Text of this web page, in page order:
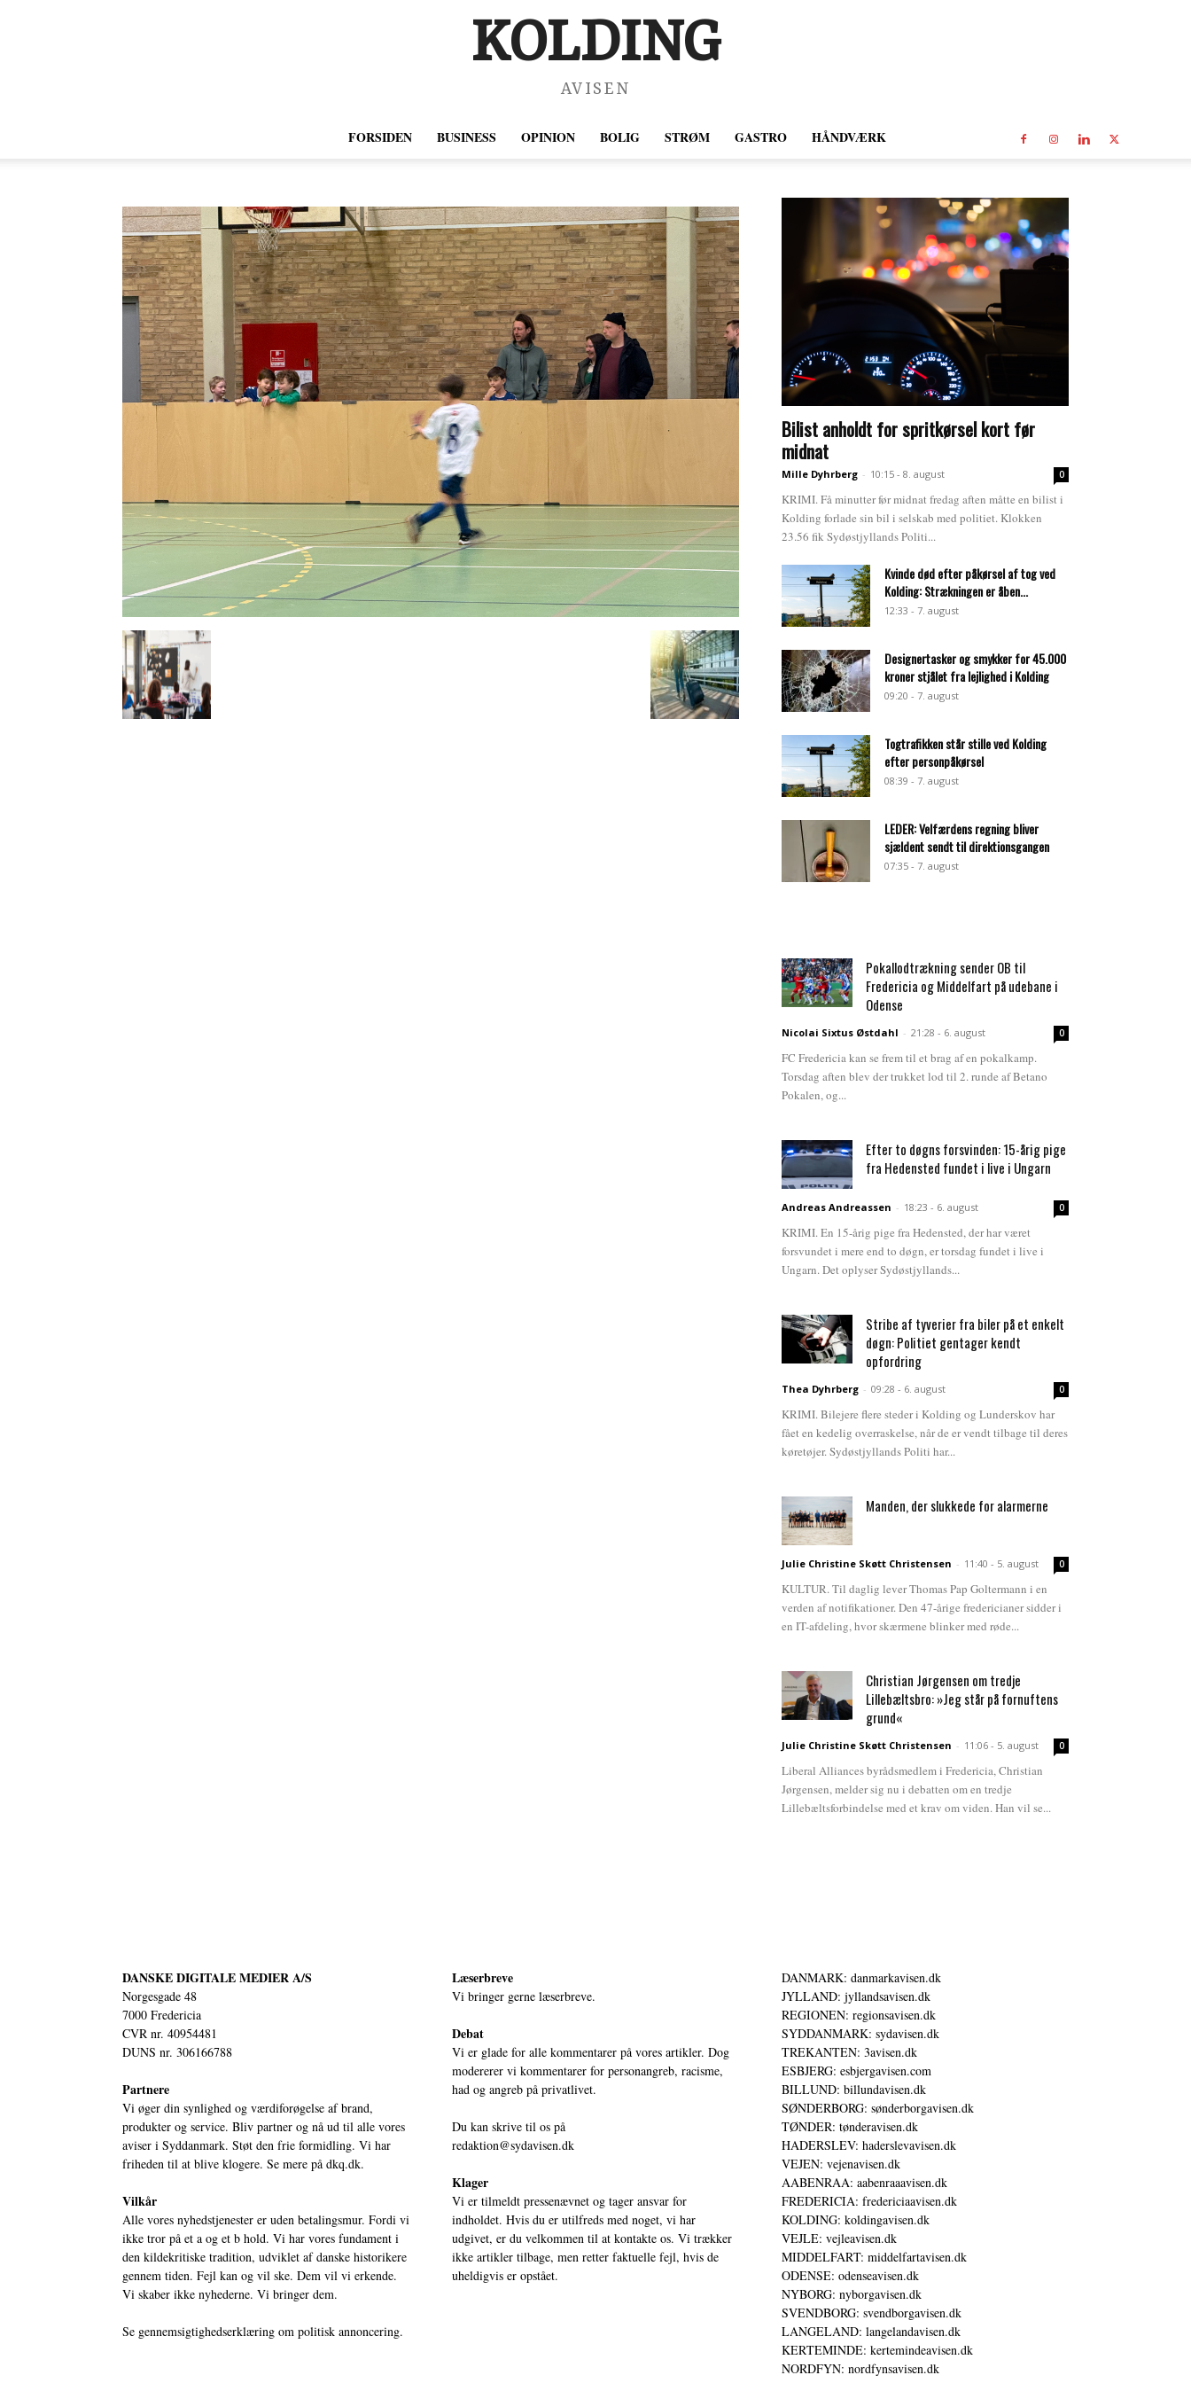
KOLDING
AVISEN
FORSIDEN BUSINESS OPINION BOLIG STRØM GASTRO HÅNDVÆRK
Bilist anholdt for spritkørsel kort før
midnat
Mille Dyhrberg - 10:15 - 8. august 0
KRIMI. Få minutter før midnat fredag aften måtte en bilist i
Kolding forlade sin bil i selskab med politiet. Klokken
23.56 fik Sydøstjyllands Politi...
Kvinde død efter påkørsel af tog ved
Kolding: Strækningen er åben...
12:33 - 7. august
Designertasker og smykker for 45.000
kroner stjålet fra lejlighed i Kolding
09:20 - 7. august
Togtrafikken står stille ved Kolding
efter personpåkørsel
08:39 - 7. august
LEDER: Velfærdens regning bliver
sjældent sendt til direktionsgangen
07:35 - 7. august
Pokallodtrækning sender OB til
Fredericia og Middelfart på udebane i
Odense
Nicolai Sixtus Østdahl - 21:28 - 6. august 0
FC Fredericia kan se frem til et brag af en pokalkamp.
Torsdag aften blev der trukket lod til 2. runde af Betano
Pokalen, og...
Efter to døgns forsvinden: 15-årig pige
fra Hedensted fundet i live i Ungarn
Andreas Andreassen - 18:23 - 6. august 0
KRIMI. En 15-årig pige fra Hedensted, der har været
forsvundet i mere end to døgn, er torsdag fundet i live i
Ungarn. Det oplyser Sydøstjyllands...
Stribe af tyverier fra biler på et enkelt
døgn: Politiet gentager kendt
opfordring
Thea Dyhrberg - 09:28 - 6. august 0
KRIMI. Bilejere flere steder i Kolding og Lunderskov har
fået en kedelig overraskelse, når de er vendt tilbage til deres
køretøjer. Sydøstjyllands Politi har...
Manden, der slukkede for alarmerne
Julie Christine Skøtt Christensen - 11:40 - 5. august 0
KULTUR. Til daglig lever Thomas Pap Goltermann i en
verden af notifikationer. Den 47-årige fredericianer sidder i
en IT-afdeling, hvor skærmene blinker med røde...
Christian Jørgensen om tredje
Lillebæltsbro: »Jeg står på fornuftens
grund«
Julie Christine Skøtt Christensen - 11:06 - 5. august 0
Liberal Alliances byrådsmedlem i Fredericia, Christian
Jørgensen, melder sig nu i debatten om en tredje
Lillebæltsforbindelse med et krav om viden. Han vil se...
DANSKE DIGITALE MEDIER A/S
Norgesgade 48
7000 Fredericia
CVR nr. 40954481
DUNS nr. 306166788
Partnere
Vi øger din synlighed og værdiforøgelse af brand,
produkter og service. Bliv partner og nå ud til alle vores
aviser i Syddanmark. Støt den frie formidling. Vi har
friheden til at blive klogere. Se mere på dkq.dk.
Vilkår
Alle vores nyhedstjenester er uden betalingsmur. Fordi vi
ikke tror på et a og et b hold. Vi har vores fundament i
den kildekritiske tradition, udviklet af danske historikere
gennem tiden. Fejl kan og vil ske. Dem vil vi erkende.
Vi skaber ikke nyhederne. Vi bringer dem.
Se gennemsigtighedserklæring om politisk annoncering.
Læserbreve
Vi bringer gerne læserbreve.
Debat
Vi er glade for alle kommentarer på vores artikler. Dog
modererer vi kommentarer for personangreb, racisme,
had og angreb på privatlivet.
Du kan skrive til os på
redaktion@sydavisen.dk
Klager
Vi er tilmeldt pressenævnet og tager ansvar for
indholdet. Hvis du er utilfreds med noget, vi har
udgivet, er du velkommen til at kontakte os. Vi trækker
ikke artikler tilbage, men retter faktuelle fejl, hvis de
uheldigvis er opstået.
DANMARK: danmarkavisen.dk
JYLLAND: jyllandsavisen.dk
REGIONEN: regionsavisen.dk
SYDDANMARK: sydavisen.dk
TREKANTEN: 3avisen.dk
ESBJERG: esbjergavisen.com
BILLUND: billundavisen.dk
SØNDERBORG: sønderborgavisen.dk
TØNDER: tønderavisen.dk
HADERSLEV: haderslevavisen.dk
VEJEN: vejenavisen.dk
AABENRAA: aabenraaavisen.dk
FREDERICIA: fredericiaavisen.dk
KOLDING: koldingavisen.dk
VEJLE: vejleavisen.dk
MIDDELFART: middelfartavisen.dk
ODENSE: odenseavisen.dk
NYBORG: nyborgavisen.dk
SVENDBORG: svendborgavisen.dk
LANGELAND: langelandavisen.dk
KERTEMINDE: kertemindeavisen.dk
NORDFYN: nordfynsavisen.dk